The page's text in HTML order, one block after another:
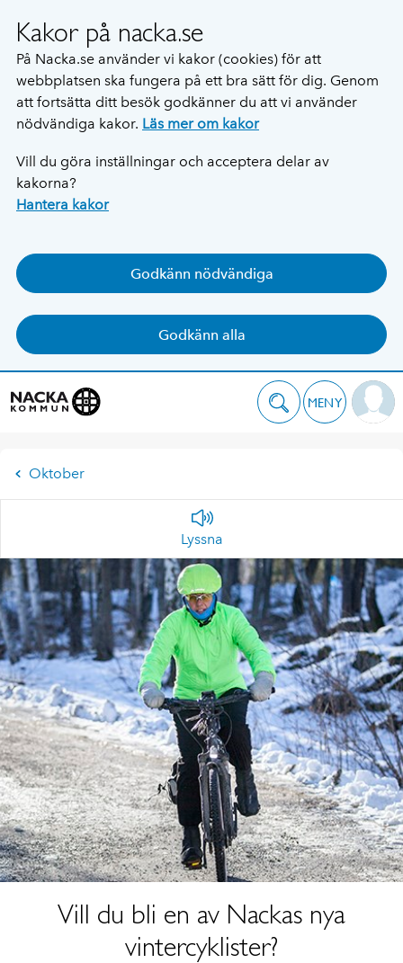
Kakor på nacka.se
På Nacka.se använder vi kakor (cookies) för att
webbplatsen ska fungera på ett bra sätt för dig. Genom
att fortsätta ditt besök godkänner du att vi använder
nödvändiga kakor. Läs mer om kakor
Vill du göra inställningar och acceptera delar av
kakorna?
Hantera kakor
Godkänn nödvändiga
Godkänn alla
MENY
Oktober
Lyssna
Vill du bli en av Nackas nya
vintercyklister?